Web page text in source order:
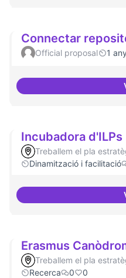
Connectar
Official proposal 1
Incubadora d'ILPs
Treballem el pla
Dinamització i facilitació
Erasmus
Treballem el pla
Recerca
0 0